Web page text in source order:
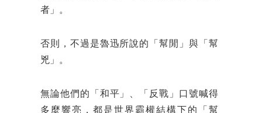
者」。
否則，不過是魯迅所說的「幫閒」與「幫
兇」。
無論他們的「和平」、「反戰」口號喊得
多麼響亮，都是世界霸權結構下的「幫